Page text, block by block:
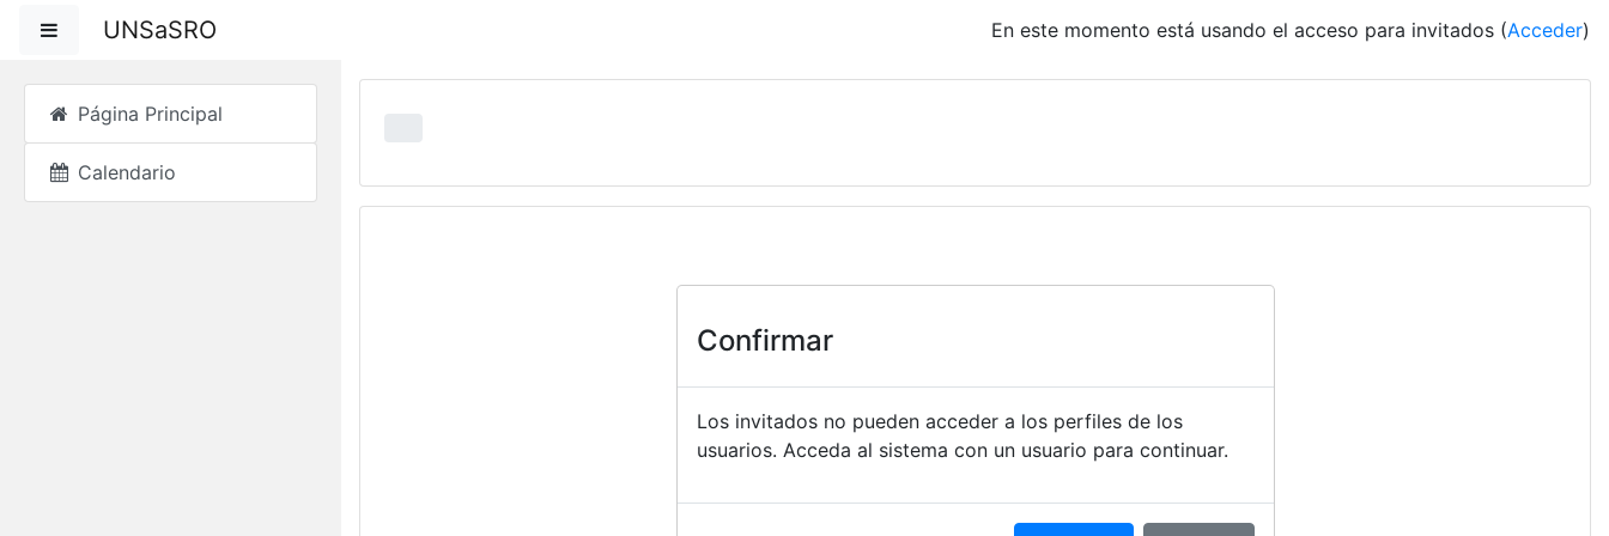
Panel lateral
UNSaSRO En este momento está usando el acceso para invitados (Acceder)
Página Principal
Calendario
Confirmar
Los invitados no pueden acceder a los perfiles de los
usuarios. Acceda al sistema con un usuario para continuar.